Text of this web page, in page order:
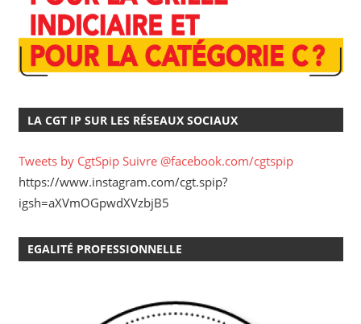
LA CGT IP SUR LES RÉSEAUX SOCIAUX
Tweets by CgtSpip Suivre @facebook.com/cgtspip
https://www.instagram.com/cgt.spip?
igsh=aXVmOGpwdXVzbjB5
EGALITÉ PROFESSIONNELLE